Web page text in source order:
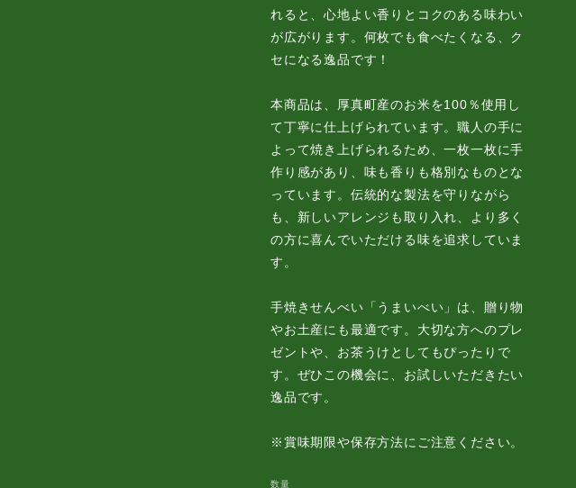
れると、心地よい香りとコクのある味わい
が広がります。何枚でも食べたくなる、ク
セになる逸品です！
本商品は、厚真町産のお米を100％使用し
て丁寧に仕上げられています。職人の手に
よって焼き上げられるため、一枚一枚に手
作り感があり、味も香りも格別なものとな
っています。伝統的な製法を守りながら
も、新しいアレンジも取り入れ、より多く
の方に喜んでいただける味を追求していま
す。
手焼きせんべい「うまいべい」は、贈り物
やお土産にも最適です。大切な方へのプレ
ゼントや、お茶うけとしてもぴったりで
す。ぜひこの機会に、お試しいただきたい
逸品です。
※賞味期限や保存方法にご注意ください。
数量